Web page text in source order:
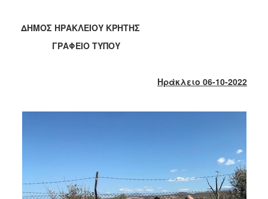
2019
2018
2013
2006
ΔΗΜΟΣ ΗΡΑΚΛΕΙΟΥ ΚΡΗΤΗΣ
ΓΡΑΦΕΙΟ ΤΥΠΟΥ
Ηράκλειο 06-10-2022